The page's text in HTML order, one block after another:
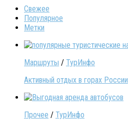
Свежее
Популярное
Метки
Маршруты / ТурИнфо
Активный отдых в горах России
Прочее / ТурИнфо